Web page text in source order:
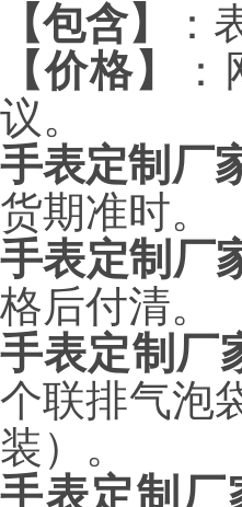
【包含】
：
【价格】
议。
手表定制厂
货期准时。
手表定制厂
格后付清。
手表定制厂
个联排气泡
装）。
手表定制厂